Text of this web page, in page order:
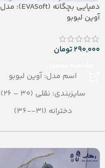
دمپایی بچگانه (EVASoft): مدل
آوین لبوبو
290,000تومان
اسم مدل: آوین لبوبو
سایزبندی: نقلی (30 – 26)
دخترانه (31--36)
رنگبندی: الوان
تعداد در کارتن: 16 جفت
جنس: EVA